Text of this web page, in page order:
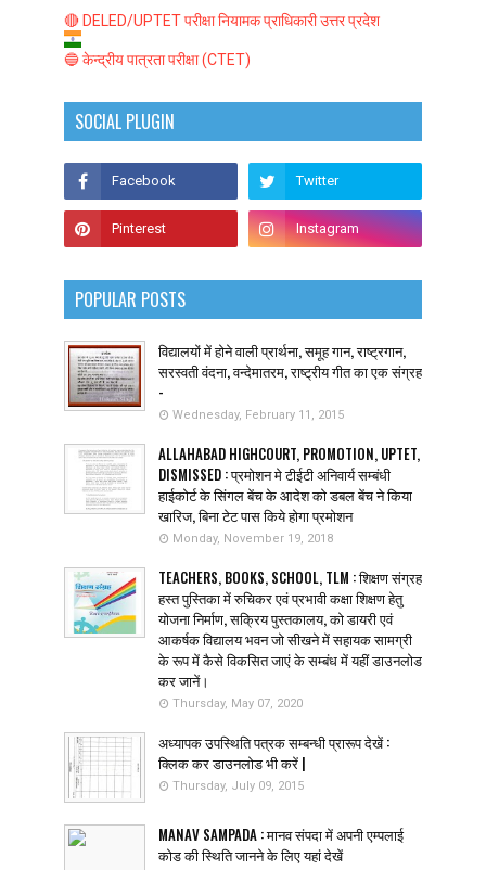
🔴 DELED/UPTET परीक्षा नियामक प्राधिकारी उत्तर प्रदेश
🔵 केन्द्रीय पात्रता परीक्षा (CTET)
SOCIAL PLUGIN
POPULAR POSTS
विद्यालयों में होने वाली प्रार्थना, समूह गान, राष्ट्रगान,
सरस्वती वंदना, वन्देमातरम, राष्ट्रीय गीत का एक संग्रह
-
Wednesday, February 11, 2015
ALLAHABAD HIGHCOURT, PROMOTION, UPTET,
DISMISSED : प्रमोशन मे टीईटी अनिवार्य सम्बंधी
हाईकोर्ट के सिंगल बेंच के आदेश को डबल बेंच ने किया
खारिज, बिना टेट पास किये होगा प्रमोशन
Monday, November 19, 2018
TEACHERS, BOOKS, SCHOOL, TLM : शिक्षण संग्रह
हस्त पुस्तिका में रुचिकर एवं प्रभावी कक्षा शिक्षण हेतु
योजना निर्माण, सक्रिय पुस्तकालय, को डायरी एवं
आकर्षक विद्यालय भवन जो सीखने में सहायक सामग्री
के रूप में कैसे विकसित जाएं के सम्बंध में यहीं डाउनलोड
कर जानें।
Thursday, May 07, 2020
अध्यापक उपस्थिति पत्रक सम्बन्धी प्रारूप देखें :
क्लिक कर डाउनलोड भी करें |
Thursday, July 09, 2015
MANAV SAMPADA : मानव संपदा में अपनी एम्पलाई
कोड की स्थिति जानने के लिए यहां देखें